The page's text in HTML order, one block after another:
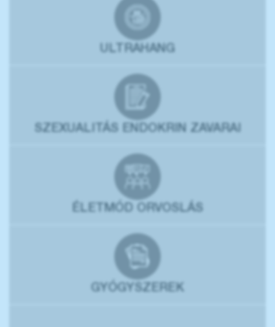
ULTRAHANG
SZEXUALITÁS ENDOKRIN ZAVARAI
ÉLETMÓD ORVOSLÁS
GYÓGYSZEREK